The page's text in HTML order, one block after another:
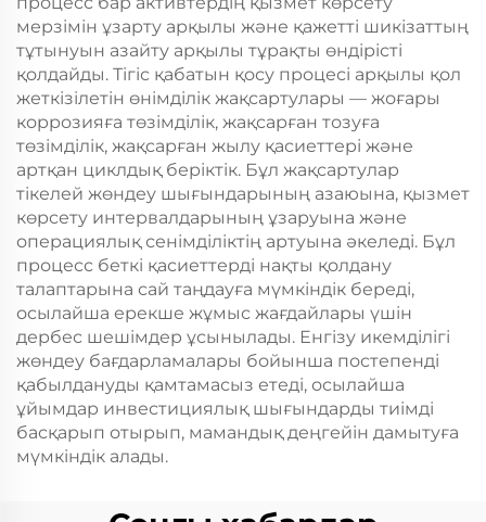
мерзімін ұзарту арқылы және қажетті шикізаттың
тұтынуын азайту арқылы тұрақты өндірісті
қолдайды. Тігіс қабатын қосу процесі арқылы қол
жеткізілетін өнімділік жақсартулары — жоғары
коррозияға төзімділік, жақсарған тозуға
төзімділік, жақсарған жылу қасиеттері және
артқан циклдық беріктік. Бұл жақсартулар
тікелей жөндеу шығындарының азаюына, қызмет
көрсету интервалдарының ұзаруына және
операциялық сенімділіктің артуына әкеледі. Бұл
процесс беткі қасиеттерді нақты қолдану
талаптарына сай таңдауға мүмкіндік береді,
осылайша ерекше жұмыс жағдайлары үшін
дербес шешімдер ұсынылады. Енгізу икемділігі
жөндеу бағдарламалары бойынша постепенді
қабылдануды қамтамасыз етеді, осылайша
ұйымдар инвестициялық шығындарды тиімді
басқарып отырып, мамандық деңгейін дамытуға
мүмкіндік алады.